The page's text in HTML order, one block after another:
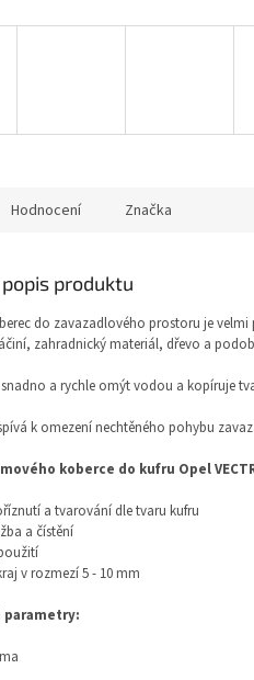
Hodnocení Značka
produktu
do zavazadlového prostoru je
zahradnický materiál, dřevo a
a rychle omýt vodou a kopíruje
k omezení nechtěného pohybu
koberce do kufru Opel
a tvarování dle tvaru kufru
a čístění
v rozmezí 5 - 10 mm
parametry: